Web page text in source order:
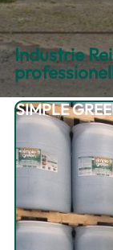
Industrie
SIMPLE